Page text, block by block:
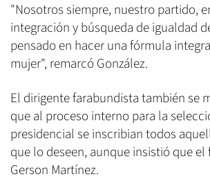
"Nosotros siempre, nuestro partido,
integración y búsqueda de igualdad
pensado en hacer una fórmula
mujer", remarcó González.
El dirigente farabundista también se
que al proceso interno para la
presidencial se inscribian todos
que lo deseen, aunque insistió que el
Gerson Martínez.